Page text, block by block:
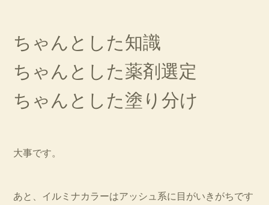
ちゃんとした知識
ちゃんとした薬剤選定
ちゃんとした塗り分け
大事です。
あと、イルミナカラーはアッシュ系に目がいきがちです